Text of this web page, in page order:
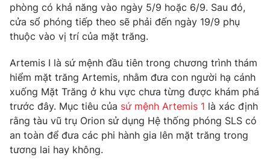
Theo dõi báo trên
Cơ quan báo chí:
Thời báo VTV
Giấy phép hoạt động báo in và báo điện tử số 483/GP-BTTTT
cấp ngày 29/12/2023
Tổng Biên tập:Vũ Thanh Thủy
Phó Tổng Biên tập:Nguyễn Thị Mỹ Hạnh, Phạm Quốc Thắng,
Nguyễn Trọng Ninh
phòng có khả năng vào ngày 5/9 hoặc 6/9. Sau đó,
cửa sổ phóng tiếp theo sẽ phải đến ngày 19/9 phụ
thuộc vào vị trí của mặt trăng.
Artemis I là sứ mệnh đầu tiên trong chương trình thám
hiểm mặt trăng Artemis, nhằm đưa con người hạ cánh
xuống Mặt Trăng ở khu vực chưa từng được khám phá
trước đây. Mục tiêu của sứ mệnh Artemis 1 là xác định
rằng tàu vũ trụ Orion sử dụng Hệ thống phóng SLS có
an toàn để đưa các phi hành gia lên mặt trăng trong
tương lai hay không.